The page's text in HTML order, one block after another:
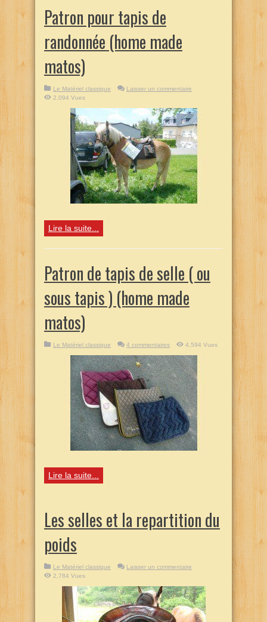
Patron pour tapis de
randonnée (home made
matos)
Le Matériel classique
Laisser un commentaire
2,094 Vues
Lire la suite...
Patron de tapis de selle ( ou
sous tapis ) (home made
matos)
Le Matériel classique 4 commentaires 4,594 Vues
Lire la suite...
Les selles et la repartition du
poids
Le Matériel classique
Laisser un commentaire
2,784 Vues